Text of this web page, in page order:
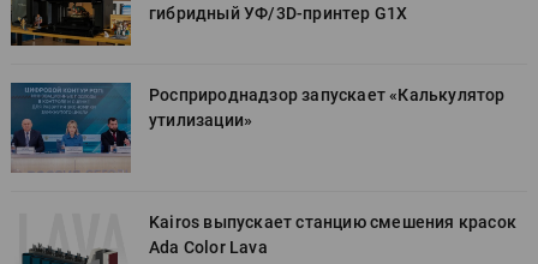
гибридный УФ/3D-принтер G1X
Росприроднадзор запускает «Калькулятор
утилизации»
Kairos выпускает станцию смешения красок
Ada Color Lava